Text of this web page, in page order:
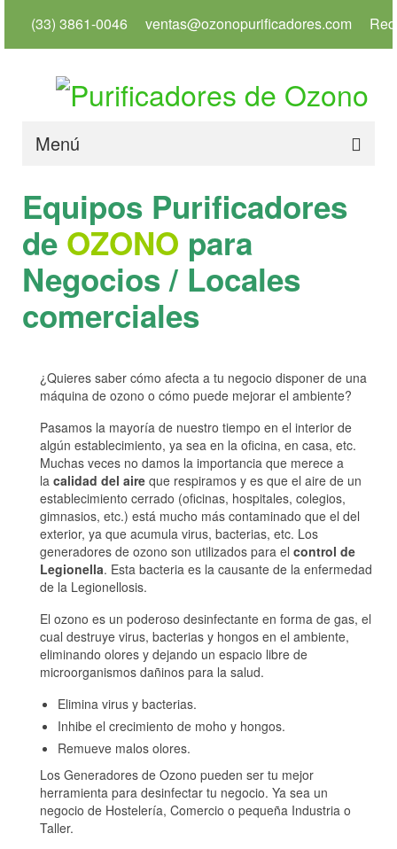
(33) 3861-0046 ventas@ozonopurificadores.com
Menú
Info
Productos
Tienda
Contacto
Equipos Purificadores
de OZONO para
Negocios / Locales
comerciales
¿Quieres saber cómo afecta a tu negocio disponer de una
máquina de ozono o cómo puede mejorar el ambiente?
Pasamos la mayoría de nuestro tiempo en el interior de
algún establecimiento, ya sea en la oficina, en casa, etc.
Muchas veces no damos la importancia que merece a
la calidad del aire que respiramos y es que el aire de un
establecimiento cerrado (oficinas, hospitales, colegios,
gimnasios, etc.) está mucho más contaminado que el del
exterior, ya que acumula virus, bacterias, etc. Los
generadores de ozono son utilizados para el control de
Legionella. Esta bacteria es la causante de la enfermedad
de la Legionellosis.
El ozono es un poderoso desinfectante en forma de gas, el
cual destruye virus, bacterias y hongos en el ambiente,
eliminando olores y dejando un espacio libre de
microorganismos dañinos para la salud.
Elimina virus y bacterias.
Inhibe el crecimiento de moho y hongos.
Remueve malos olores.
Los Generadores de Ozono pueden ser tu mejor
herramienta para desinfectar tu negocio. Ya sea un
negocio de Hostelería, Comercio o pequeña Industria o
Taller.